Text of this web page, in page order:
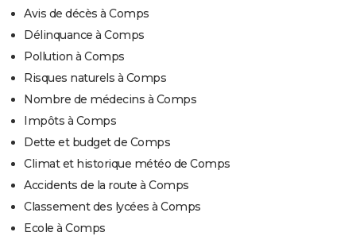
Avis de décès à Comps
Délinquance à Comps
Pollution à Comps
Risques naturels à Comps
Nombre de médecins à Comps
Impôts à Comps
Dette et budget de Comps
Climat et historique météo de Comps
Accidents de la route à Comps
Classement des lycées à Comps
Ecole à Comps